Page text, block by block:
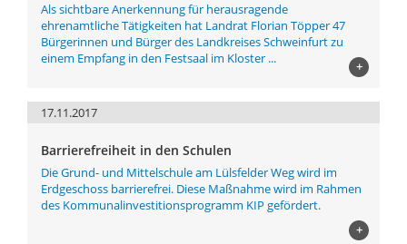
Als sichtbare Anerkennung für herausragende
ehrenamtliche Tätigkeiten hat Landrat Florian Töpper 47
Bürgerinnen und Bürger des Landkreises Schweinfurt zu
einem Empfang in den Festsaal im Kloster ...
+
17.11.2017
Barrierefreiheit in den Schulen
Die Grund- und Mittelschule am Lülsfelder Weg wird im
Erdgeschoss barrierefrei. Diese Maßnahme wird im Rahmen
des Kommunalinvestitionsprogramm KIP gefördert.
+